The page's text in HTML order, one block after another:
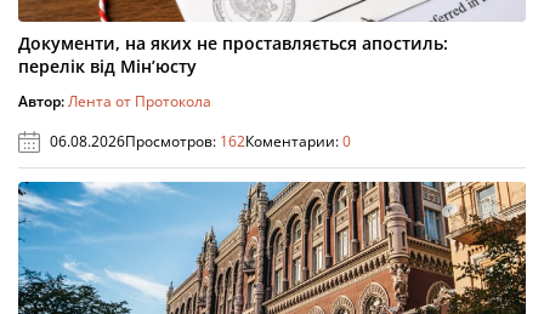
Документи, на яких не проставляється апостиль:
перелік від Мін’юсту
Автор:Лента от Протокола
06.08.2026Просмотров: 162Коментарии:0